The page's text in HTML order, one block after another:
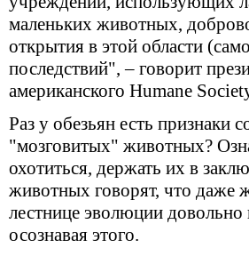
маленьких животных,
открытия в этой области
последствий", – говорит
американского Humane
Раз у обезьян есть признаки
"мозговитых" животных?
охотиться, держать их в
животных говорят, что даже
лестнице эволюции довольно
осознавая этого.